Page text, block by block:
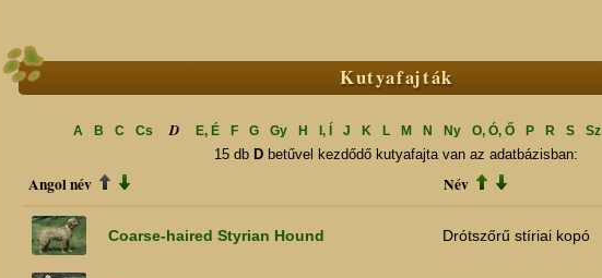
Kutyafajták
A B C Cs D E, É F G Gy H I, Í J K L M N Ny O, Ó, Ő P R S Sz
15 db D betűvel kezdődő kutyafajta van az adatbázisban:
Angol név Név
Coarse-haired Styrian Hound Drótszőrű stíriai kopó